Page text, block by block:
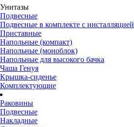
Унитазы
Подвесные
Подвесные в комплекте с инсталляцией
Приставные
Напольные (компакт)
Напольные (моноблок)
Напольные для высокого бачка
Чаша Генуя
Крышка-сиденье
Комплектующие
Раковины
Подвесные
Накладные